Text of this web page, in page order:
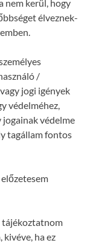
nem kerül, hogy
élveznek-
/
jogi igények
védelméhez,
jogainak védelme
tagállam fontos
tájékoztatnom
kivéve, ha ez